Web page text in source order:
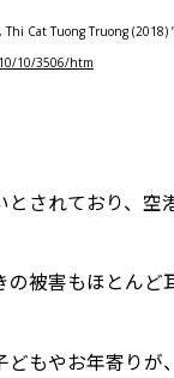
Cat Tuong Truong (2018)
10/3506/htm
されており、
被害もほとん
もやお年寄り